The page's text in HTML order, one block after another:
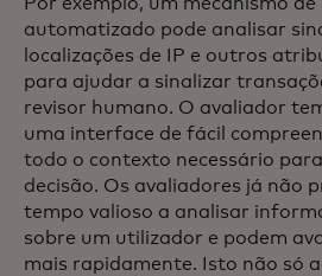
Por exemplo, um mecanismo de
automatizado pode analisar
localizações de IP e outros
para ajudar a sinalizar
revisor humano. O avaliador
uma interface de fácil
todo o contexto necessário
decisão. Os avaliadores já não
tempo valioso a analisar
sobre um utilizador e podem
mais rapidamente. Isto não só